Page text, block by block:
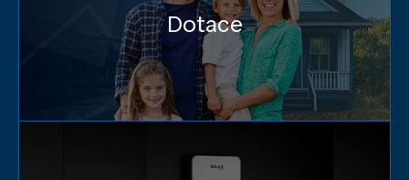
Dotace